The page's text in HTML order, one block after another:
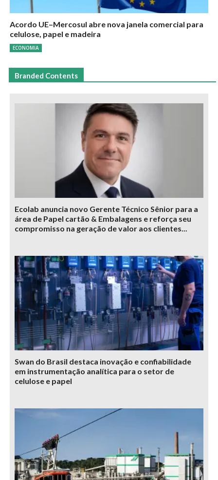
Acordo UE–Mercosul abre nova janela comercial para
celulose, papel e madeira
ECONOMIA
Branded Contents
Ecolab anuncia novo Gerente Técnico Sênior para a
área de Papel cartão & Embalagens e reforça seu
compromisso na geração de valor aos clientes...
Swan do Brasil destaca inovação e confiabilidade
em instrumentação analítica para o setor de
celulose e papel